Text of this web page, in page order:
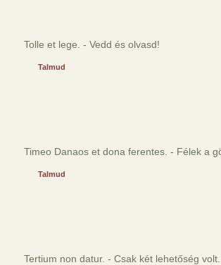
Tolle et lege. - Vedd és olvasd!
Talmud
Timeo Danaos et dona ferentes. - Félek a
Talmud
Tertium non datur. - Csak két lehetőség volt.